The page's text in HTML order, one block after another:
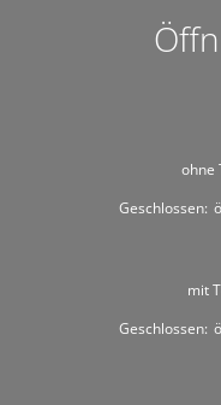
ohne
Klicken, um
Geschlossen:
mit
Klicken, um
Geschlossen: